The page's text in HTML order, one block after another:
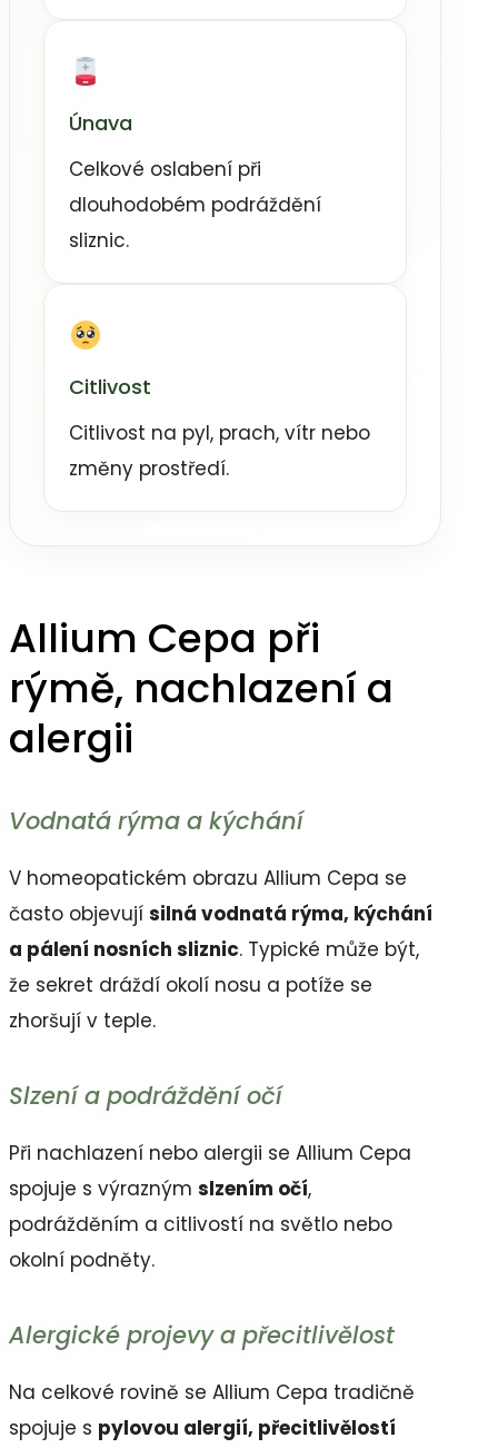
Únava
Celkové oslabení při
dlouhodobém podráždění
sliznic.
Citlivost
Citlivost na pyl, prach, vítr nebo
změny prostředí.
Allium Cepa při
rýmě, nachlazení a
alergii
Vodnatá rýma a kýchání
V homeopatickém obrazu Allium Cepa se
často objevují silná vodnatá rýma, kýchání
a pálení nosních sliznic. Typické může být,
že sekret dráždí okolí nosu a potíže se
zhoršují v teple.
Slzení a podráždění očí
Při nachlazení nebo alergii se Allium Cepa
spojuje s výrazným slzením očí,
podrážděním a citlivostí na světlo nebo
okolní podněty.
Alergické projevy a přecitlivělost
Na celkové rovině se Allium Cepa tradičně
spojuje s pylovou alergií, přecitlivělostí